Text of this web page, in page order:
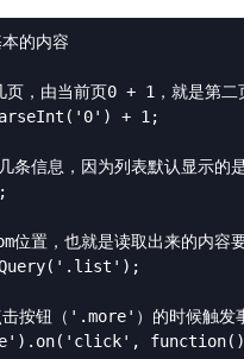
的内容
页，由当前页0 + 1，就是第
+ 1;
条信息，因为列表默认显示的
位置，也就是读取出来的内容
jQuery('.list');
按钮（'.more'）的时候触发